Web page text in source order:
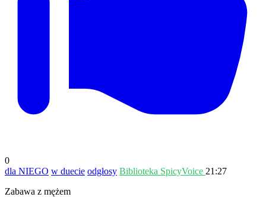
0
dla NIEGO w duecie odgłosy Biblioteka SpicyVoice 21:27
Zabawa z mężem